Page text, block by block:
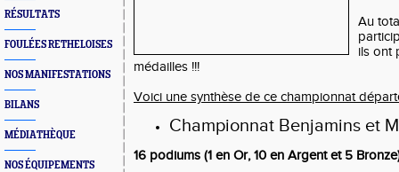
RÉSULTATS
FOULÉES RETHELOISES
NOS MANIFESTATIONS
BILANS
MÉDIATHÈQUE
NOS ÉQUIPEMENTS
Au
ils ont
médailles !!!
Voici une synthèse de ce championnat
Championnat Benjamins et
16 podiums (1 en Or, 10 en Argent et 5